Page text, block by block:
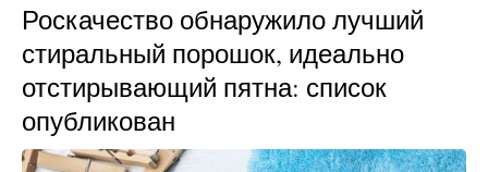
Роскачество обнаружило лучший
стиральный порошок, идеально
отстирывающий пятна: список
опубликован